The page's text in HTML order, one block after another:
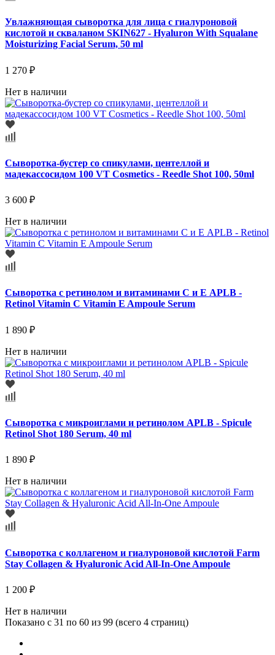
Увлажняющая сыворотка для лица с гиалуроновой
кислотой и скваланом SKIN627 - Hyaluron With Squalane
Moisturizing Facial Serum, 50 ml
1 270 ₽
Нет в наличии
Сыворотка-бустер со спикулами, центеллой и
мадекассосидом 100 VT Cosmetics - Reedle Shot 100, 50ml
3 600 ₽
Нет в наличии
Сыворотка с ретинолом и витаминами С и Е APLB -
Retinol Vitamin C Vitamin E Ampoule Serum
1 890 ₽
Нет в наличии
Сыворотка с микроиглами и ретинолом APLB - Spicule
Retinol Shot 180 Serum, 40 ml
1 890 ₽
Нет в наличии
Сыворотка с коллагеном и гиалуроновой кислотой Farm
Stay Collagen & Hyaluronic Acid All-In-One Ampoule
1 200 ₽
Нет в наличии
Показано с 31 по 60 из 99 (всего 4 страниц)